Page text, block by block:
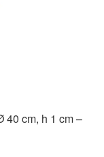
40 cm, h 1 cm –